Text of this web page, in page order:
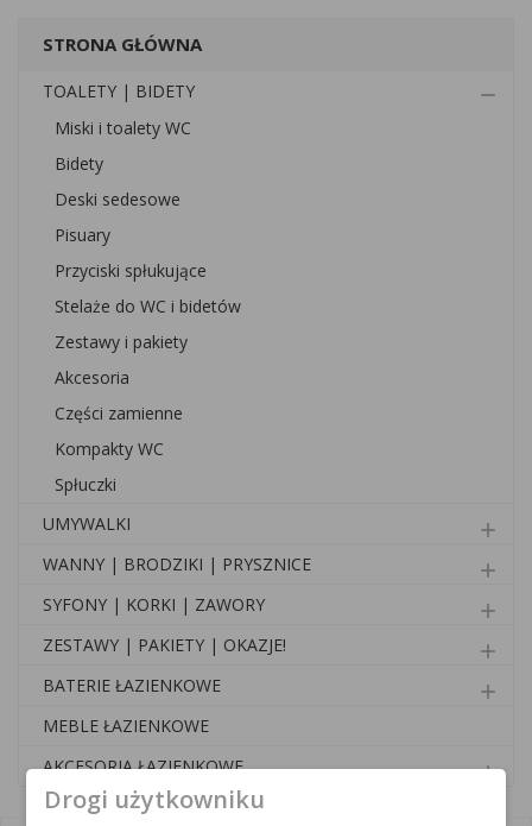
STRONA GŁÓWNA
TOALETY | BIDETY remove
Miski i toalety WC
Bidety
Deski sedesowe
Pisuary
Przyciski spłukujące
Stelaże do WC i bidetów
Zestawy i pakiety
Akcesoria
Części zamienne
Kompakty WC
Spłuczki
UMYWALKI
add
WANNY | BRODZIKI | PRYSZNICE add
SYFONY | KORKI | ZAWORY add
ZESTAWY | PAKIETY | OKAZJE! add
BATERIE ŁAZIENKOWE add
MEBLE ŁAZIENKOWE
AKCESORIA ŁAZIENKOWE
add
Drogi użytkowniku